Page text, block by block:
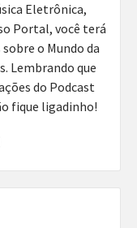
Eletrônica,
Portal, você terá
o Mundo da
Lembrando que
do Podcast
fique ligadinho!